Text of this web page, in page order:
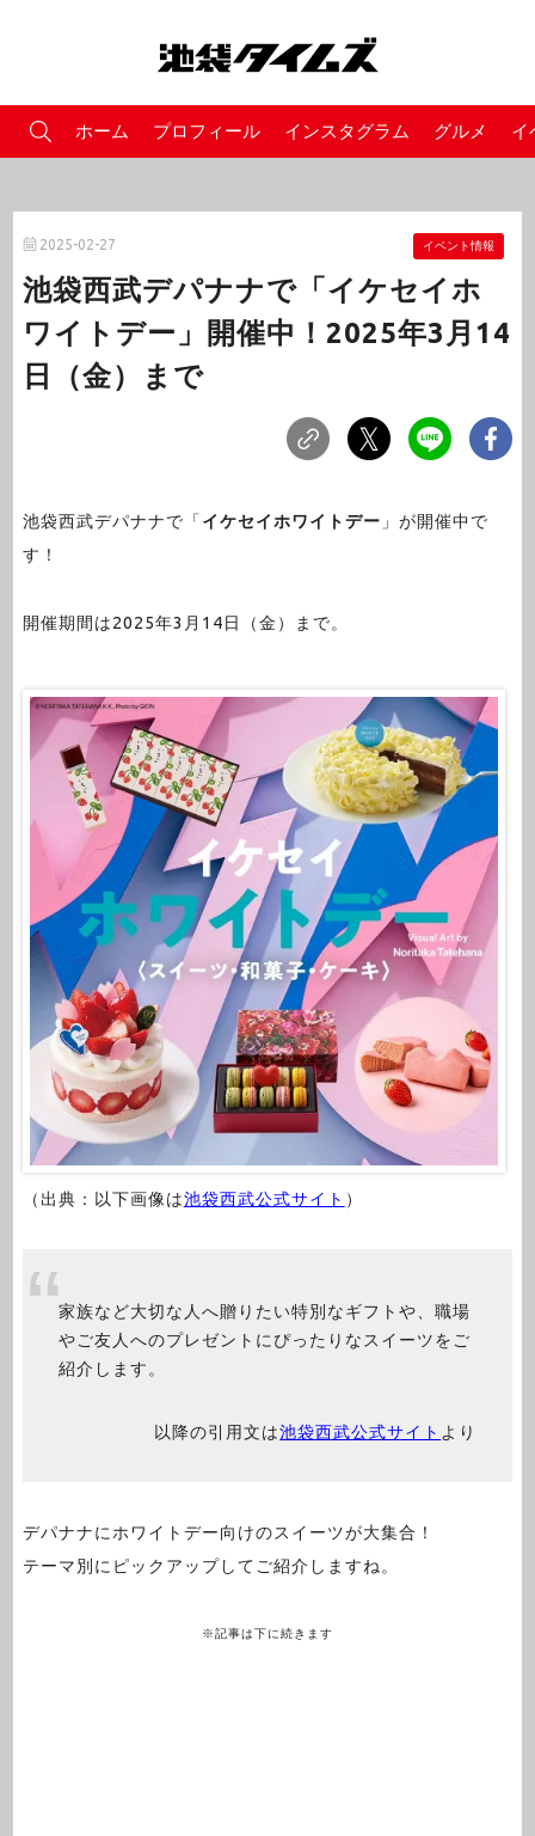
ホーム プロフィール インスタグラム グルメ イ
2025-02-27 イベント情報
池袋西武デパナナで「イケセイホ
ワイトデー」開催中！2025年3月14
日（金）まで
池袋西武デパナナで「 イケセイホワイトデー 」が開催中で
す！
開催期間は2025年3月14日（金）まで。
（出典：以下画像は池袋西武公式サイト ）
家族など大切な人へ贈りたい特別なギフトや、職場
やご友人へのプレゼントにぴったりなスイーツをご
紹介します。
以降の引用文は池袋西武公式サイト より
デパナナにホワイトデー向けのスイーツが大集合！
テーマ別にピックアップしてご紹介しますね。
※記事は下に続きます